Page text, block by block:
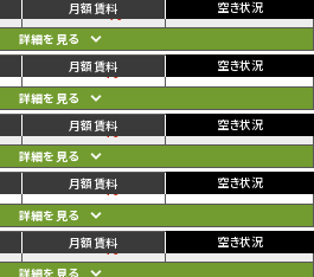
100,100円 ご利用中
91,300円 ご利用中
93,500円 ご利用中
93,500円 ご利用中
95,700円 ご利用中